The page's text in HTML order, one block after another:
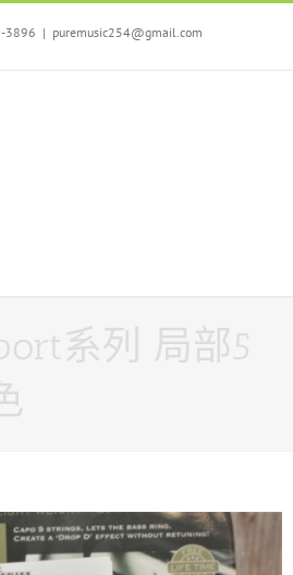
3896 | puremusic254@gmail.com
系列 局部5